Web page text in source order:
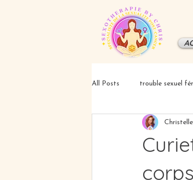
All Posts trouble sexuel
éducation/information